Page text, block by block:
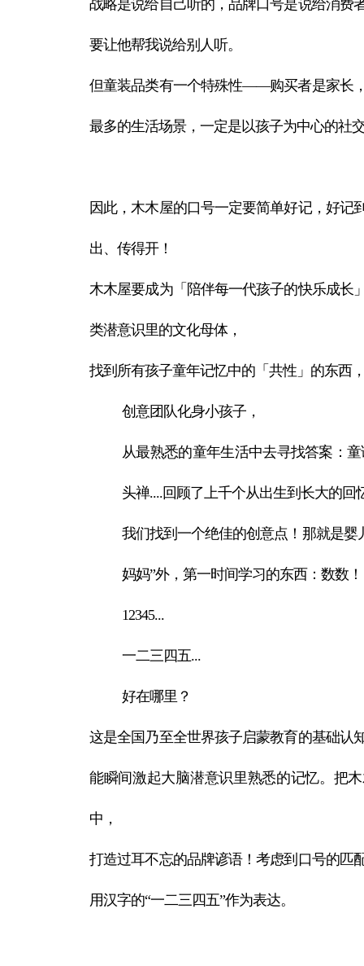
战略是说给自己听的，品牌口号是说给消费
要让他帮我说给别人听。
但童装品类有一个特殊性——购买者是家长
最多的生活场景，一定是以孩子为中心的社
因此，木木屋的口号一定要简单好记，好记
出、传得开！
木木屋要成为「陪伴每一代孩子的快乐成长
类潜意识里的文化母体，
找到所有孩子童年记忆中的「共性」的东西
创意团队化身小孩子，
从最熟悉的童年生活中去寻找答案：
头禅....回顾了上千个从出生到长大的回
我们找到一个绝佳的创意点！那就是婴
妈妈”外，第一时间学习的东西：数数！
12345...
一二三四五...
好在哪里？
这是全国乃至全世界孩子启蒙教育的基础认
能瞬间激起大脑潜意识里熟悉的记忆。把
中，
打造过耳不忘的品牌谚语！考虑到口号的匹
用汉字的“一二三四五”作为表达。